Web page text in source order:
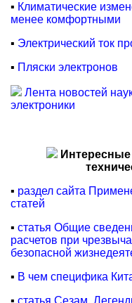
▪ Климатические
менее комфортными
▪ Электрический ток
▪ Пляски электронов
Лента новостей
электроники
▪ раздел сайта
статей
▪ статья Общие
расчетов при
безопасной
▪ В чем специфика
▪ статья Сезам.